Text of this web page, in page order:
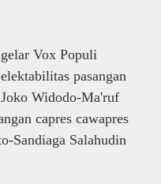
Vox Populi
pasangan
Widodo-Ma'ruf
capres cawapres
Sandiaga Salahudin